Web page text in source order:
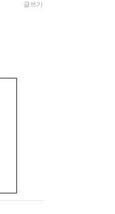
글쓰기